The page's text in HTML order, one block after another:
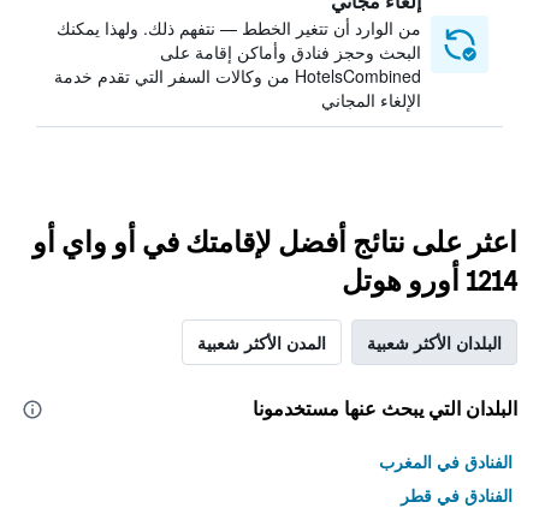
من الوارد أن تتغير الخطط — نتفهم ذلك. ولهذا يمكنك
البحث وحجز فنادق وأماكن إقامة على
HotelsCombined من وكالات السفر التي تقدم خدمة
الإلغاء المجاني
اعثر على نتائج أفضل لإقامتك في أو واي أو
1214 أورو هوتل
البلدان الأكثر شعبية المدن الأكثر شعبية
البلدان التي يبحث عنها مستخدمونا
الفنادق في المغرب
الفنادق في قطر